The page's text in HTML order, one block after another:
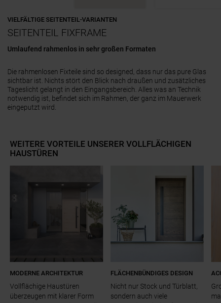
VIELFÄLTIGE SEITENTEIL-VARIANTEN
SEITENTEIL FIXFRAME
Umlaufend rahmenlos in sehr großen Formaten
Die rahmenlosen Fixteile sind so designed, dass nur das pure Glas
sichtbar ist. Nichts stört den Blick nach draußen und zusätzliches
Tageslicht gelangt in den Eingangsbereich. Alles was an Technik
notwendig ist, befindet sich im Rahmen, der ganz im Mauerwerk
eingeputzt wird.
3-seitig rahmenlos, variantenreich
vierseitig mit schlankem Rahmen
vierseitig mit Rahmen, dem Design der Tür angepasst
volles Paneel innen und außen ohne Rahmenoptik
WEITERE VORTEILE UNSERER VOLLFLÄCHIGEN
HAUSTÜREN
MODERNE ARCHITEKTUR
Vollflächige Haustüren
überzeugen mit klarer Form
FLÄCHENBÜNDIGES DESIGN
Nicht nur Stock und Türblatt,
sondern auch viele